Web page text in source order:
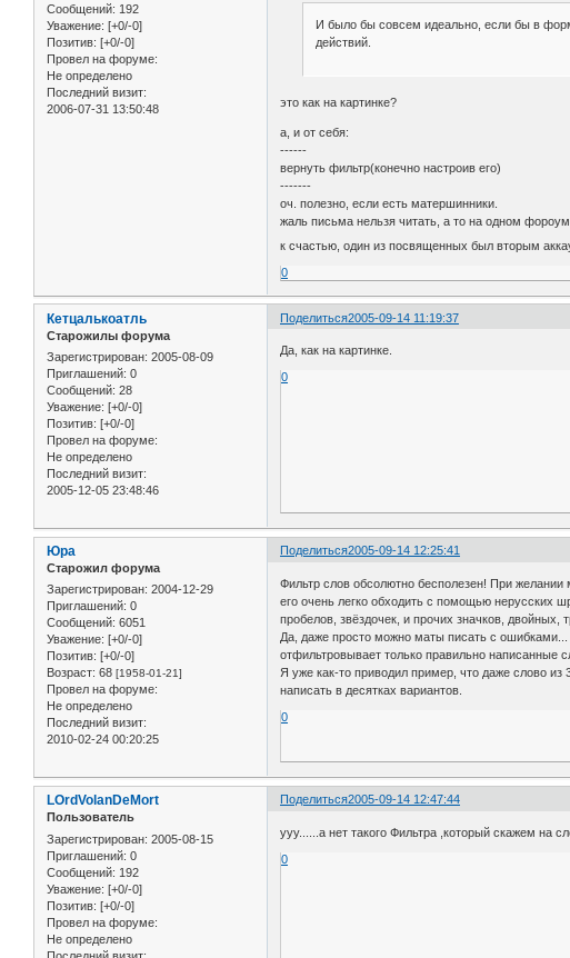
Сообщений: 192
Уважение: [+0/-0]
Позитив: [+0/-0]
Провел на форуме:
Не определено
Последний визит:
2006-07-31 13:50:48
И было бы совсем идеально, если бы в
действий.
это как на картинке?
а, и от себя:
------
вернуть фильтр(конечно настроив его)
-------
оч. полезно, если есть матершинники.
жаль письма нельзя читать, а то на одном
к счастью, один из посвященных был вторым
0
Поделиться2005-09-14 11:19:37
Кетцалькоатль
Старожилы форума
Зарегистрирован: 2005-08-09
Приглашений: 0
Сообщений: 28
Уважение: [+0/-0]
Позитив: [+0/-0]
Провел на форуме:
Не определено
Последний визит:
2005-12-05 23:48:46
Да, как на картинке.
0
Поделиться2005-09-14 12:25:41
Юра
Старожил форума
Зарегистрирован: 2004-12-29
Приглашений: 0
Сообщений: 6051
Уважение: [+0/-0]
Позитив: [+0/-0]
Возраст: 68 [1958-01-21]
Провел на форуме:
Не определено
Последний визит:
2010-02-24 00:20:25
Фильтр слов обсолютно бесполезен! При желании
его очень легко обходить с помощью нерусских
пробелов, звёздочек, и прочих значков, двойных,
Да, даже просто можно маты писать с
отфильтровывает только правильно написанные
Я уже как-то приводил пример, что даже слово из
написать в десятках вариантов.
0
Поделиться2005-09-14 12:47:44
LOrdVolanDeMort
Пользователь
Зарегистрирован: 2005-08-15
Приглашений: 0
Сообщений: 192
Уважение: [+0/-0]
Позитив: [+0/-0]
Провел на форуме:
Не определено
ууу......а нет такого Фильтра ,который скажем на
0